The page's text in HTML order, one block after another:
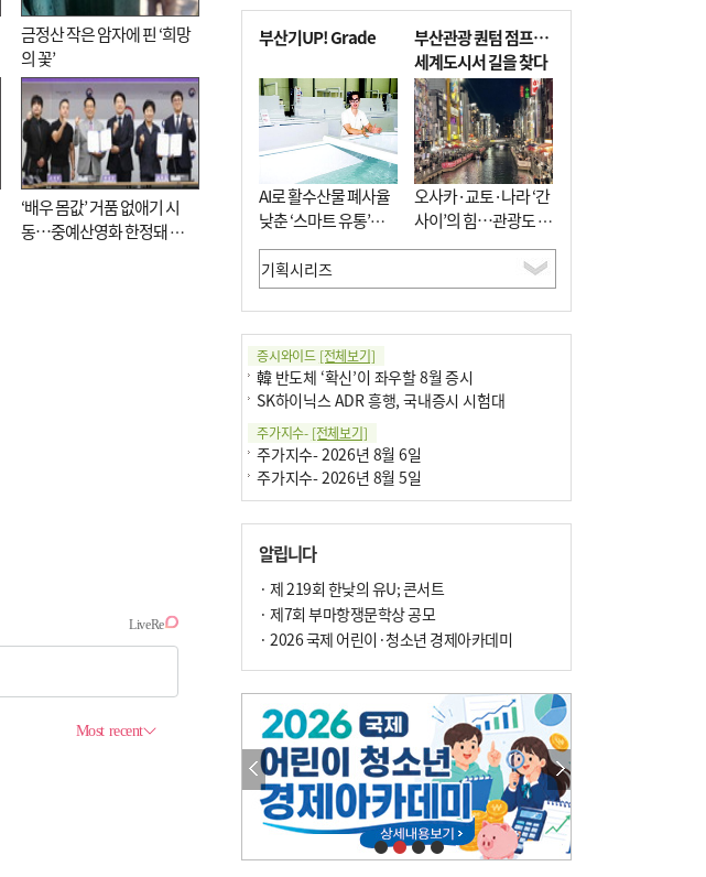
금정산 작은 암자에 핀 ‘희망
의 꽃’
‘배우 몸값’ 거품 없애기 시
동…중예산영화 한정돼 실
부산기UP! Grade
AI로 활수산물 폐사율
낮춘 ‘스마트 유통’…
사막·산악지대 수출
도전
부산관광 퀀텀 점프…
세계도시서 길을 찾다
오사카·교토·나라 ‘간
사이’의 힘…관광도 뭉
쳐야 흥한다
증시와이드 [전체보기]
韓 반도체 ‘확신’이 좌우할 8월 증시
SK하이닉스 ADR 흥행, 국내증시 시험대
주가지수- [전체보기]
주가지수- 2026년 8월 6일
주가지수- 2026년 8월 5일
알립니다
· 제 219회 한낮의 유U; 콘서트
· 제7회 부마항쟁문학상 공모
· 2026 국제 어린이·청소년 경제아카데미